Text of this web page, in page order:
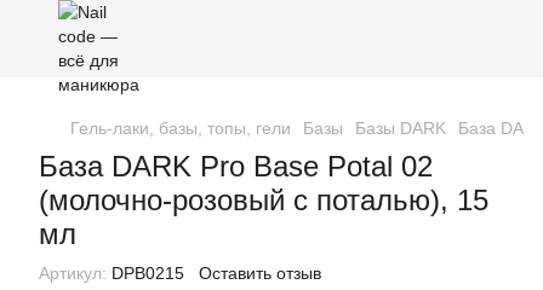
Гель-лаки, базы, топы, гели Базы Базы DARK База
База DARK Pro Base Potal 02
(молочно-розовый с поталью), 15
мл
Артикул: DPB0215 Оставить отзыв